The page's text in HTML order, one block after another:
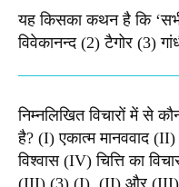
यह किसका कथन है कि
विवेकानन्द (2) टैगोर (3)
निम्नलिखित विचारों में से
है? (I) एकात्म मानववाद
विश्वास (IV) चित्ति का